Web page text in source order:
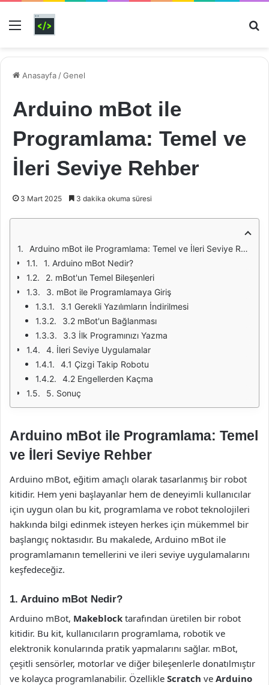
Menü
Anasayfa /Genel
Arduino mBot ile
Programlama: Temel ve
İleri Seviye Rehber
3 Mart 2025 3 dakika okuma süresi
Arduino mBot ile Programlama: Temel ve İleri Seviye Rehber
1. Arduino mBot Nedir?
2. mBot'un Temel Bileşenleri
3. mBot ile Programlamaya Giriş
3.1 Gerekli Yazılımların İndirilmesi
3.2 mBot'un Bağlanması
3.3 İlk Programınızı Yazma
4. İleri Seviye Uygulamalar
4.1 Çizgi Takip Robotu
4.2 Engellerden Kaçma
5. Sonuç
Arduino mBot ile Programlama: Temel
ve İleri Seviye Rehber
Arduino mBot, eğitim amaçlı olarak tasarlanmış bir robot
kitidir. Hem yeni başlayanlar hem de deneyimli kullanıcılar
için uygun olan bu kit, programlama ve robot teknolojileri
hakkında bilgi edinmek isteyen herkes için mükemmel bir
başlangıç noktasıdır. Bu makalede, Arduino mBot ile
programlamanın temellerini ve ileri seviye uygulamalarını
keşfedeceğiz.
1. Arduino mBot Nedir?
Arduino mBot, Makeblock tarafından üretilen bir robot
kitidir. Bu kit, kullanıcıların programlama, robotik ve
elektronik konularında pratik yapmalarını sağlar. mBot,
çeşitli sensörler, motorlar ve diğer bileşenlerle donatılmıştır
ve kolayca programlanabilir. Özellikle Scratch ve Arduino